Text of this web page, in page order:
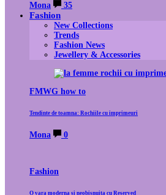
Mona 35
Fashion
New Collections
Trends
Fashion News
Jewellery & Accessories
FMWG how to
Tendinte de toamna: Rochiile cu imprimeuri
Mona 0
Fashion
O vara moderna si neobisnuita cu Reserved